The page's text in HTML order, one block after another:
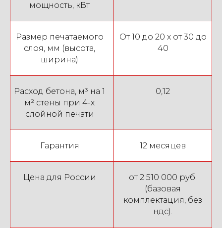
мощность, кВт
Размер печатаемого
слоя, мм (высота,
ширина)
От 10 до 20 х от 30 до
40
Расход бетона, м³ на 1
м² стены при 4-х
слойной печати
0,12
Гарантия 12 месяцев
Цена для России
от 2 510 000 руб.
(базовая
комплектация, без
ндс).